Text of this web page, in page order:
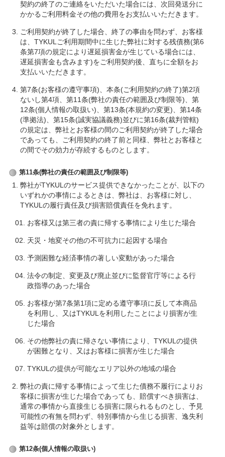
契約の終了のご連絡をいただいた場合には、次回発送分に
かかるご利用料金その他の費用をお支払いいただきます。
ご利用契約が終了した場合、終了の事由を問わず、お客様
は、TYKULご利用期間中に生じた弊社に対する残債務(第6
条第7項の規定により遅延損害金が生じている場合には、
遅延損害金も含みます)をご利用契約後、直ちに全額をお
支払いいただきます。
第7条(お客様の遵守事項)、本条(ご利用契約の終了)第2項
ないし第4項、第11条(弊社の責任の範囲及び制限等)、第
12条(個人情報の取扱い)、第13条(本規約の変更)、第14条
(準拠法)、第15条(誠実協議義務)並びに第16条(裁判管轄)
の規定は、弊社とお客様の間のご利用契約が終了した場合
であっても、ご利用契約の終了前と同様、弊社とお客様と
の間でその効力が存続するものとします。
第11条(弊社の責任の範囲及び制限等)
弊社がTYKULのサービス提供できなかったことが、以下の
いずれかの事情によるときは、弊社は、お客様に対し、
TYKULの履行責任及び損害賠償責任を免れます。
お客様又は第三者の責に帰する事情により生じた場合
天災・地変その他の不可抗力に起因する場合
予測困難な経済事情の著しい変動があった場合
法令の制定、変更及び廃止並びに監督官庁等による行
政指導のあった場合
お客様が第7条第1項に定める遵守事項に反して本商品
を利用し、又はTYKULを利用したことにより損害が生
じた場合
その他弊社の責に帰さない事情により、TYKULの提供
が困難となり、又はお客様に損害が生じた場合
TYKULの提供が可能なエリア以外の地域の場合
弊社の責に帰する事情によって生じた債務不履行によりお
客様に損害が生じた場合であっても、賠償すべき損害は、
通常の事情から直接生じる損害に限られるものとし、予見
可能性の有無を問わず、特別事情から生じる損害、逸失利
益等は賠償の対象外とします。
第12条(個人情報の取扱い)